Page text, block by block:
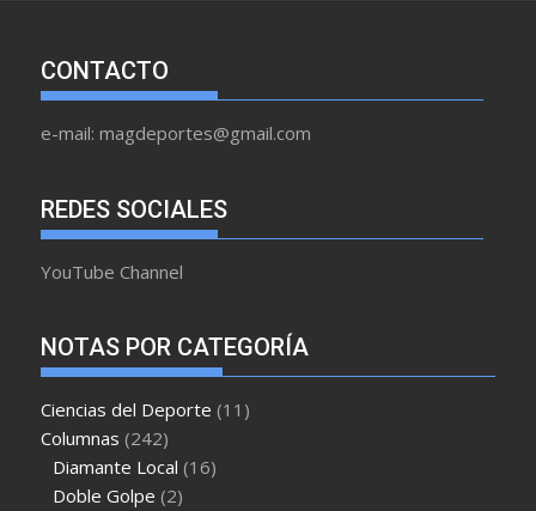
CONTACTO
e-mail: magdeportes@gmail.com
REDES SOCIALES
YouTube Channel
NOTAS POR CATEGORÍA
Ciencias del Deporte (11)
Columnas (242)
Diamante Local (16)
Doble Golpe (2)